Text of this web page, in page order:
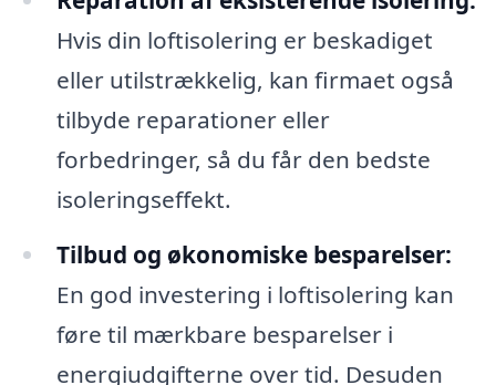
Hvis din loftisolering er beskadiget
eller utilstrækkelig, kan firmaet også
tilbyde reparationer eller
forbedringer, så du får den bedste
isoleringseffekt.
Tilbud og økonomiske besparelser:
En god investering i loftisolering kan
føre til mærkbare besparelser i
energiudgifterne over tid. Desuden